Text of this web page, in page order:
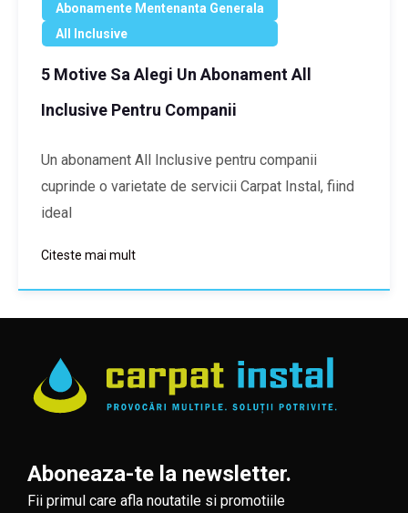
Abonamente Mentenanta Generala
All Inclusive
5 Motive Sa Alegi Un Abonament All
Inclusive Pentru Companii
Un abonament All Inclusive pentru companii
cuprinde o varietate de servicii Carpat Instal, fiind
ideal
Citeste mai mult
Aboneaza-te la newsletter.
Fii primul care afla noutatile si promotiile